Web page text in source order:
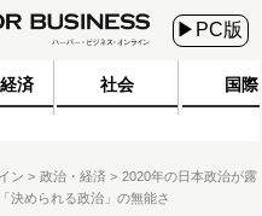
▶PC版
済 社会 国際
ン 政治・経済
2020年の日本政治が露
決められる政治」の無能さ